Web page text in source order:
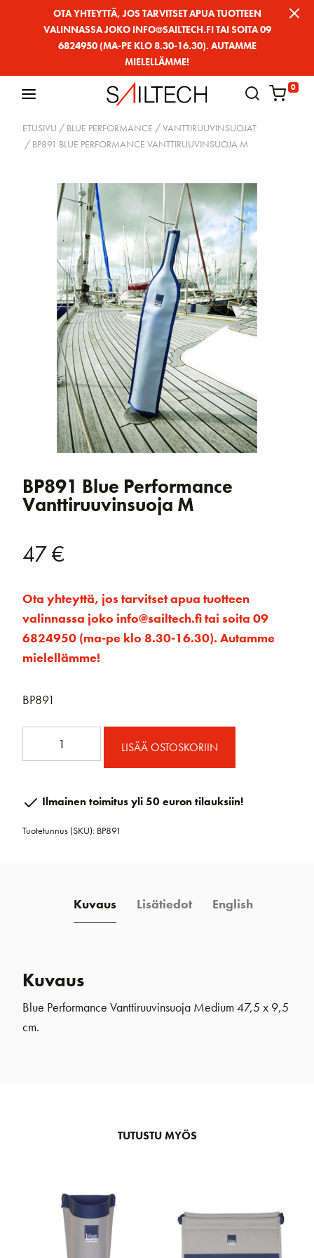
OTA YHTEYTTÄ, JOS TARVITSET APUA TUOTTEEN
VALINNASSA JOKO INFO@SAILTECH.FI TAI SOITA 09
6824950 (MA-PE KLO 8.30-16.30). AUTAMME
MIELELLÄMME!
0
ETUSIVU / BLUE PERFORMANCE /VANTTIRUUVINSUOJAT
/ BP891 BLUE PERFORMANCE VANTTIRUUVINSUOJA M
BP891 Blue Performance
Vanttiruuvinsuoja M
47€
Ota yhteyttä, jos tarvitset apua tuotteen
valinnassa joko info@sailtech.fi tai soita 09
6824950 (ma-pe klo 8.30-16.30). Autamme
mielellämme!
BP891
Vanttiruuvinsuoja
määrä
LISÄÄ OSTOSKORIIN
Ilmainen toimitus yli 50 euron tilauksiin!
Tuotetunnus (SKU): BP891
Kuvaus Lisätiedot English
Kuvaus
Blue Performance Vanttiruuvinsuoja Medium 47,5 x 9,5
cm.
TUTUSTU MYÖS